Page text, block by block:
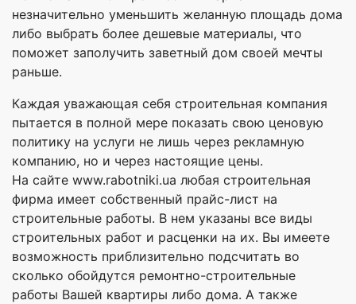
незначительно уменьшить желанную площадь дома
либо выбрать более дешевые материалы, что
поможет заполучить заветный дом своей мечты
раньше.
Каждая уважающая себя строительная компания
пытается в полной мере показать свою ценовую
политику на услуги не лишь через рекламную
компанию, но и через настоящие цены.
На сайте www.rabotniki.ua любая строительная
фирма имеет собственный прайс-лист на
строительные работы. В нем указаны все виды
строительных работ и расценки на их. Вы имеете
возможность приблизительно подсчитать во
сколько обойдутся ремонтно-строительные
работы Вашей квартиры либо дома. А также